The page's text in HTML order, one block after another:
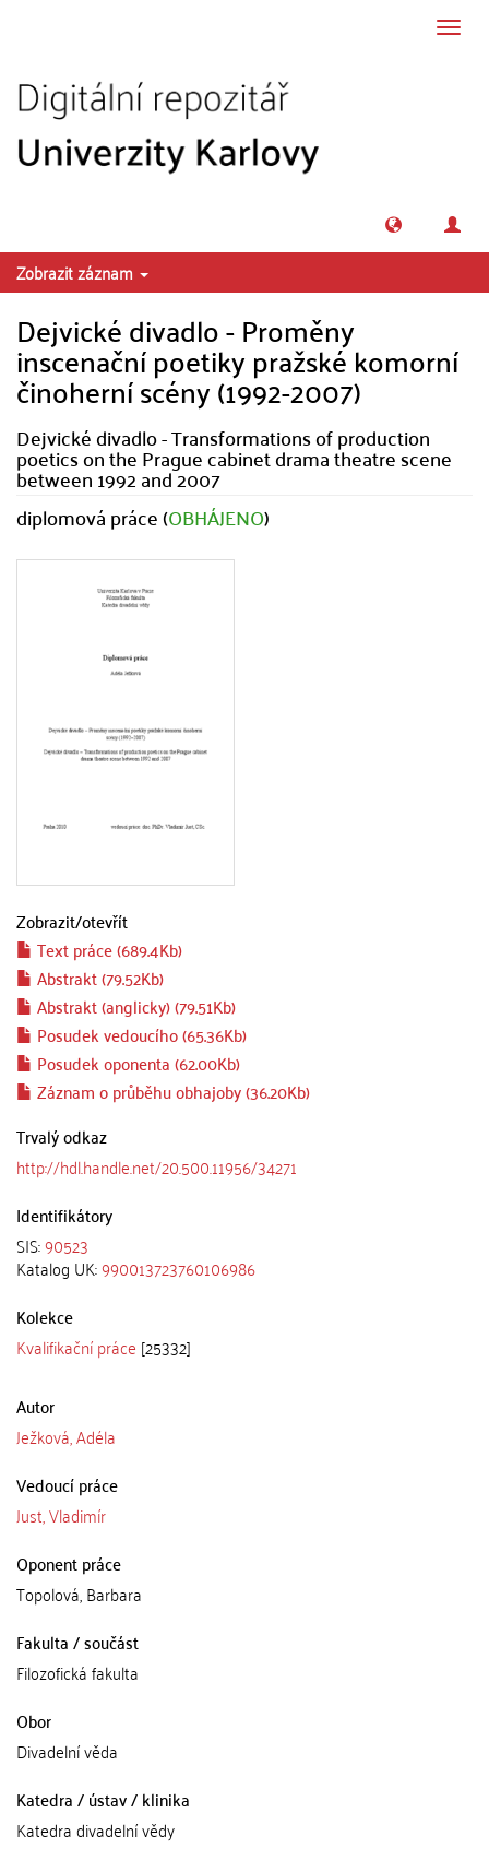
Zobrazit záznam
Dejvické divadlo - Proměny
inscenační poetiky pražské komorní
činoherní scény (1992-2007)
Dejvické divadlo - Transformations of production
poetics on the Prague cabinet drama theatre scene
between 1992 and 2007
diplomová práce (OBHÁJENO)
Zobrazit/otevřít
Text práce (689.4Kb)
Abstrakt (79.52Kb)
Abstrakt (anglicky) (79.51Kb)
Posudek vedoucího (65.36Kb)
Posudek oponenta (62.00Kb)
Záznam o průběhu obhajoby (36.20Kb)
Trvalý odkaz
http://hdl.handle.net/20.500.11956/34271
Identifikátory
SIS:90523
Katalog UK:990013723760106986
Kolekce
Kvalifikační práce [25332]
Autor
Ježková, Adéla
Vedoucí práce
Just, Vladimír
Oponent práce
Topolová, Barbara
Fakulta / součást
Filozofická fakulta
Obor
Divadelní věda
Katedra / ústav / klinika
Katedra divadelní vědy